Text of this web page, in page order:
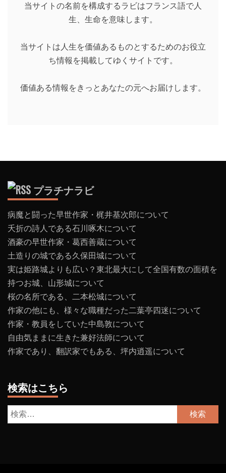
当サイトの名前を構成するラビはフランス語で人
生、生命を意味します。
当サイトは人生を価値あるものとするためのお役立
ち情報を掲載してゆくサイトです。
価値ある情報をきっとあなたの元へお届けします。
プラチナラビ
病魔と闘った早世作家・梶井基次郎について
夭折の詩人である石川啄木について
酒豪の早世作家・葛西善蔵について
土造りの城である久保田城について
実は姫路城よりも広い？東北最大にして全国有数の面積を
持つお城、山形城について
桜の名所である、二本松城について
作家の他にも、様々な職種だった二葉亭四迷について
作家・教員をしていた中島敦について
自由気ままに生きた兼好法師について
作家であり、翻訳家でもある、坪内逍遥について
検索はこちら
検
索: